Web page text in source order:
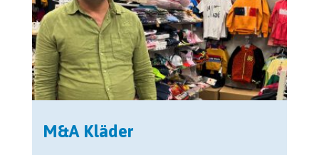
M&A Kläder